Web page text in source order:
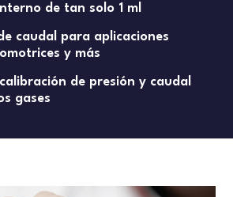
de tan solo 1 ml
caudal para aplicaciones
y más
de presión y caudal
gases